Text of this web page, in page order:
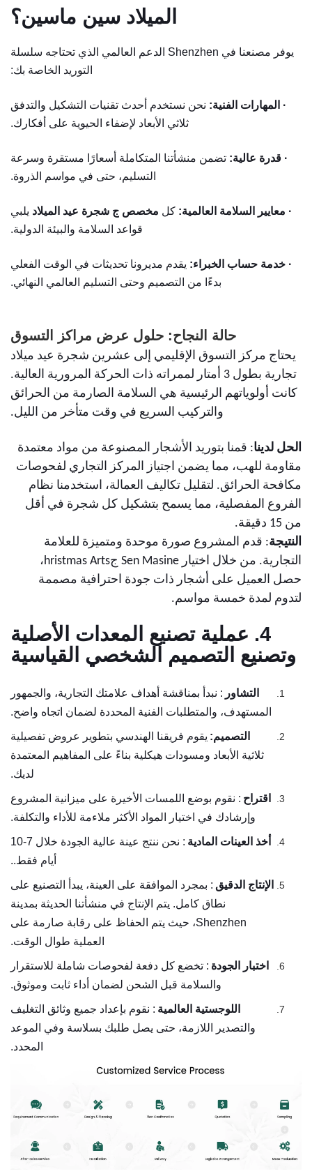
الميلاد سين ماسين؟
يوفر مصنعنا في Shenzhen الدعم العالمي الذي تحتاجه سلسلة
التوريد الخاصة بك:
· المهارات الفنية: نحن نستخدم أحدث تقنيات التشكيل والتدفق
ثلاثي الأبعاد لإضفاء الحيوية على أفكارك.
· قدرة عالية: تضمن منشأتنا المتكاملة أسعارًا مستقرة وسرعة
التسليم، حتى في مواسم الذروة.
· معايير السلامة العالمية: كل مخصص ج شجرة عيد الميلاد يلبي
قواعد السلامة والبيئة الدولية.
· خدمة حساب الخبراء: يقدم مديرونا تحديثات في الوقت الفعلي
بدءًا من التصميم وحتى التسليم العالمي النهائي.
حالة النجاح: حلول عرض مراكز التسوق
يحتاج مركز التسوق الإقليمي إلى عشرين شجرة عيد ميلاد
تجارية بطول 3 أمتار لممراته ذات الحركة المرورية العالية.
كانت أولوياتهم الرئيسية هي السلامة الصارمة من الحرائق
والتركيب السريع في وقت متأخر من الليل.
الحل لدينا: قمنا بتوريد الأشجار المصنوعة من مواد معتمدة
مقاومة للهب، مما يضمن اجتياز المركز التجاري لفحوصات
مكافحة الحرائق. لتقليل تكاليف العمالة، استخدمنا نظام
الفروع المفصلية، مما يسمح بتشكيل كل شجرة في أقل
من 15 دقيقة.
النتيجة: قدم المشروع صورة موحدة ومتميزة للعلامة
التجارية. من خلال اختيار Sen Masine جhristmas Arts،
حصل العميل على أشجار ذات جودة احترافية مصممة
لتدوم لمدة خمسة مواسم.
4. عملية تصنيع المعدات الأصلية
وتصنيع التصميم الشخصي القياسية
التشاور : نبدأ بمناقشة أهداف علامتك التجارية، والجمهور
المستهدف، والمتطلبات الفنية المحددة لضمان اتجاه واضح.
التصميم: يقوم فريقنا الهندسي بتطوير عروض تفصيلية
ثلاثية الأبعاد ومسودات هيكلية بناءً على المفاهيم المعتمدة
لديك.
اقتراح : نقوم بوضع اللمسات الأخيرة على ميزانية المشروع
وإرشادك في اختيار المواد الأكثر ملاءمة للأداء والتكلفة.
أخذ العينات المادية
: نحن ننتج عينة عالية الجودة خلال 7-10
أيام فقط..
الإنتاج الدقيق : بمجرد الموافقة على العينة، يبدأ التصنيع على
نطاق كامل. يتم الإنتاج في منشأتنا الحديثة بمدينة
Shenzhen، حيث يتم الحفاظ على رقابة صارمة على
العملية طوال الوقت.
اختبار الجودة : تخضع كل دفعة لفحوصات شاملة للاستقرار
والسلامة قبل الشحن لضمان أداء ثابت وموثوق.
اللوجستية العالمية : نقوم بإعداد جميع وثائق التغليف
والتصدير اللازمة، حتى يصل طلبك بسلاسة وفي الموعد
المحدد.